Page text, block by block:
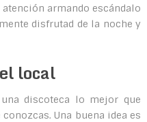
armando escándalo
disfrutad de la noche y
local
discoteca lo mejor que
Una buena idea es